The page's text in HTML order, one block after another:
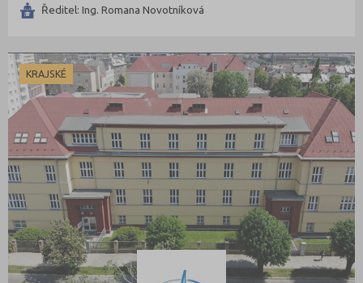
Ředitel: Ing. Romana Novotníková
KRAJSKÉ